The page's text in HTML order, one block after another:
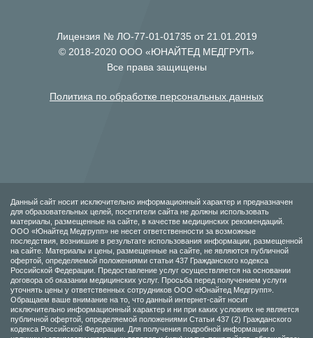
Лицензия № ЛО-77-01-01735 от 21.01.2019
© 2018-2020 ООО «ЮНАЙТЕД МЕДГРУП»
Все права защищены
Политика по обработке персональных данных
Данный сайт носит исключительно информационный характер и предназначен
для образовательных целей, посетители сайта не должны использовать
материалы, размещенные на сайте, в качестве медицинских рекомендаций.
ООО «Юнайтед Медгрупп» не несет ответственности за возможные
последствия, возникшие в результате использования информации, размещенной
на сайте. Материалы и цены, размещенные на сайте, не являются публичной
офертой, определяемой положениями статьи 437 Гражданского кодекса
Российской Федерации. Предоставление услуг осуществляется на основании
договора об оказании медицинских услуг. Просьба перед получением услуги
уточнять цены у ответственных сотрудников ООО «Юнайтед Медгрупп».
Обращаем ваше внимание на то, что данный интернет-сайт носит
исключительно информационный характер и ни при каких условиях не является
публичной офертой, определяемой положениями Статьи 437 (2) Гражданского
кодекса Российской Федерации. Для получения подробной информации о